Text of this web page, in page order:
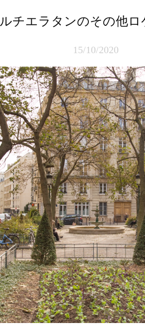
カルチエラタンのその他
15/10/2020